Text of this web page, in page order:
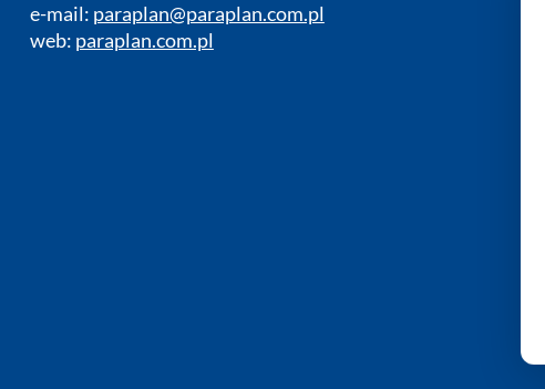
e-mail: paraplan@paraplan.com.pl
web: paraplan.com.pl